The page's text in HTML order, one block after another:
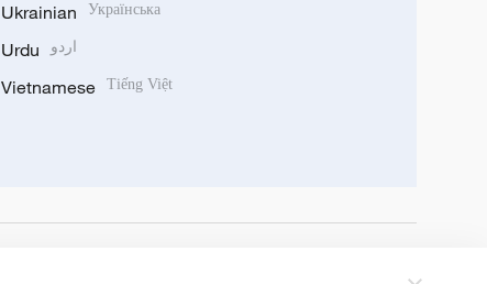
Ukrainian Українська
Urdu اردو
Vietnamese Tiếng Việt